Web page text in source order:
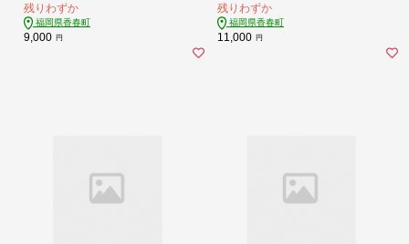
残りわずか
福岡県香春町
9,000 円
香春町
残りわずか
福岡県香春町
11,000 円